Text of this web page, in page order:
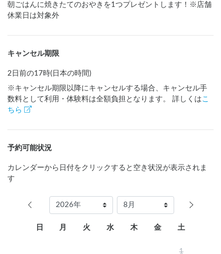
朝ごはんに焼きたてのおやきを1つプレゼントします！※店舗
休業日は対象外
キャンセル期限
2日前の17時(日本の時間)
※キャンセル期限以降にキャンセルする場合、キャンセル手
数料として利用・体験料は全額負担となります。 詳しくは こ
ちら
予約可能状況
カレンダーから日付をクリックすると空き状況が表示されま
す
日 月 火 水 木 金 土
1